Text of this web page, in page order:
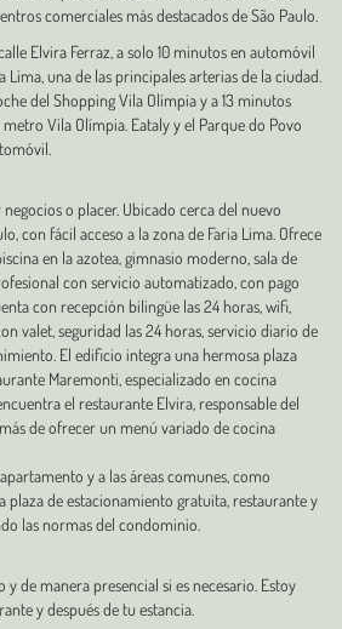
comerciales más destacados de São Paulo.
Elvira Ferraz, a solo 10 minutos en automóvil
Lima, una de las principales arterias de la ciudad.
del Shopping Vila Olímpia y a 13 minutos
Vila Olímpia. Eataly y el Parque do Povo
o placer. Ubicado cerca del nuevo
con fácil acceso a la zona de Faria Lima. Ofrece
en la azotea, gimnasio moderno, sala de
con servicio automatizado, con pago
con recepción bilingüe las 24 horas, wifi,
valet, seguridad las 24 horas, servicio diario de
El edificio integra una hermosa plaza
Maremonti, especializado en cocina
el restaurante Elvira, responsable del
de ofrecer un menú variado de cocina
y a las áreas comunes, como
plaza de estacionamiento gratuita, restaurante y
las normas del condominio.
de manera presencial si es necesario. Estoy
y después de tu estancia.